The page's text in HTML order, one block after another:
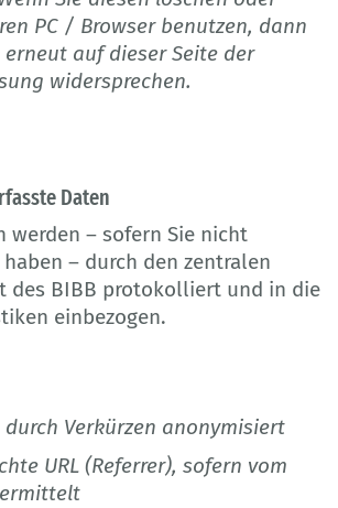
PC / Browser benutzen, dann
erneut auf dieser Seite der
widersprechen.
Daten
werden – sofern Sie nicht
– durch den zentralen
des BIBB protokolliert und in die
einbezogen.
durch Verkürzen anonymisiert
URL (Referrer), sofern vom